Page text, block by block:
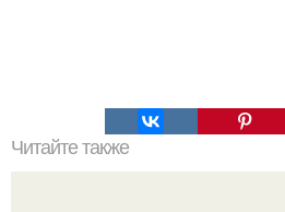
Читайте также